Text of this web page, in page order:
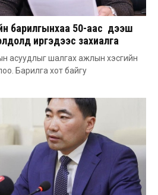
барилгынхаа 50-аас дээш
иргэдээс захиалга
асуудлыг шалгах ажлын хэсгийн
Барилга хот байгу